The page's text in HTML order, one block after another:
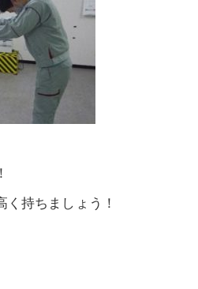
持ちましょう！